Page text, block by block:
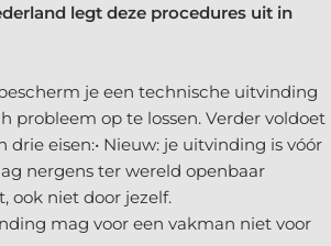
legt deze procedures uit in
je een technische uitvinding
probleem op te lossen. Verder voldoet
eisen:• Nieuw: je uitvinding is vóór
nergens ter wereld openbaar
ook niet door jezelf.
mag voor een vakman niet voor